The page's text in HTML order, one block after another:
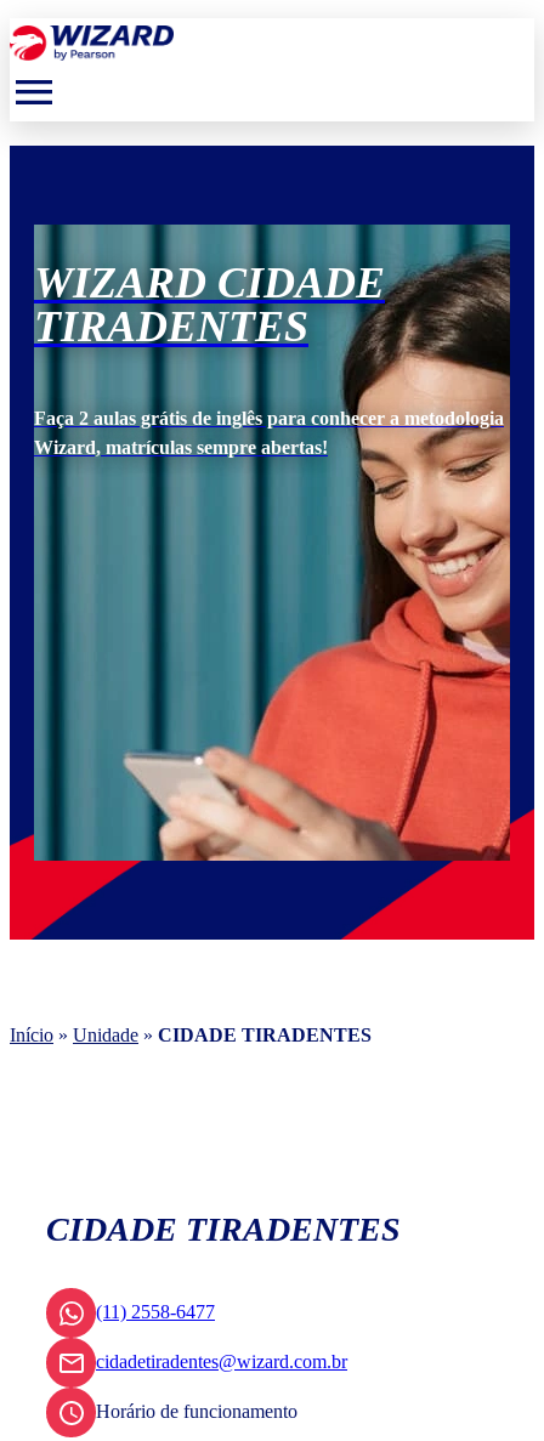
menu
WIZARD CIDADE
TIRADENTES
Faça 2 aulas grátis de inglês para conhecer a metodologia
Wizard, matrículas sempre abertas!
Início » Unidade » CIDADE TIRADENTES
CIDADE TIRADENTES
(11) 2558-6477
cidadetiradentes@wizard.com.br
Horário de funcionamento